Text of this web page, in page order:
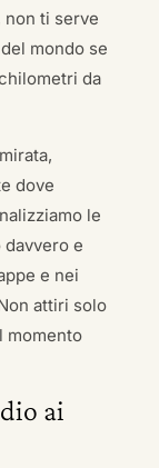
non ti serve
mondo se
da
mirata,
dove
le
e
e nei
attiri solo
momento
ai